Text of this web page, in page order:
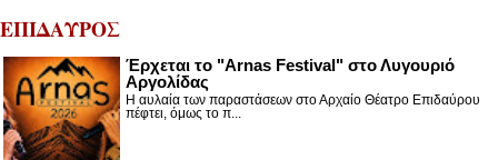
ΕΠΙΔΑΥΡΟΣ
Έρχεται το "Arnas Festival" στο Λυγουριό
Αργολίδας
Η αυλαία των παραστάσεων στο Αρχαίο Θέατρο Επιδαύρου
πέφτει, όμως το π...